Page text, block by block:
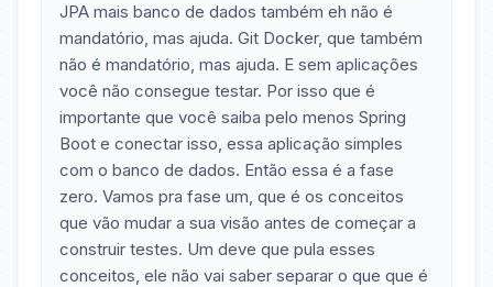
JPA mais banco de dados também eh não é
mandatório, mas ajuda. Git Docker, que também
não é mandatório, mas ajuda. E sem aplicações
você não consegue testar. Por isso que é
importante que você saiba pelo menos Spring
Boot e conectar isso, essa aplicação simples
com o banco de dados. Então essa é a fase
zero. Vamos pra fase um, que é os conceitos
que vão mudar a sua visão antes de começar a
construir testes. Um deve que pula esses
conceitos, ele não vai saber separar o que que é